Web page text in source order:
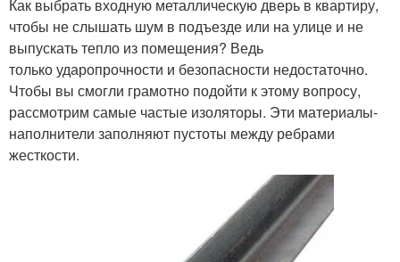
Как выбрать входную металлическую дверь в квартиру,
чтобы не слышать шум в подъезде или на улице и не
выпускать тепло из помещения? Ведь
только ударопрочности и безопасности недостаточно.
Чтобы вы смогли грамотно подойти к этому вопросу,
рассмотрим самые частые изоляторы. Эти материалы-
наполнители заполняют пустоты между ребрами
жесткости.